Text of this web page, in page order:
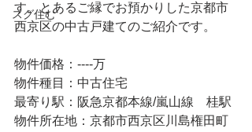
スグ住む
す。とあるご縁でお預かりした京都市
西京区の中古戸建てのご紹介です。
物件価格：----万
物件種目：中古住宅
最寄り駅：阪急京都本線/嵐山線　桂駅
物件所在地：京都市西京区川島権田町